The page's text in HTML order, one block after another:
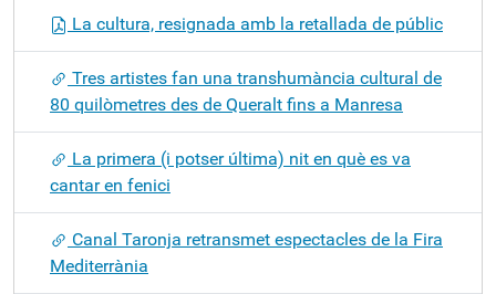
La cultura, resignada amb la retallada de públic
Tres artistes fan una transhumància cultural de
80 quilòmetres des de Queralt fins a Manresa
La primera (i potser última) nit en què es va
cantar en fenici
Canal Taronja retransmet espectacles de la Fira
Mediterrània